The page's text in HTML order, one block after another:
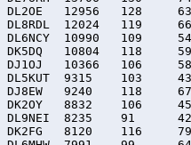
DL2OE	12956	128	63(28)	40(20)	61(31)	0(0)
DL8RDL	12024	119	66(28)	27(13)	44(22)	30(9)
DL6NCY	10990	109	54(25)	27(14)	41(19)	35(12)
DK5DQ	10804	118	59(26)	48(25)	39(23)	0(0)
DJ1OJ	10366	106	58(27)	13(9)	46(24)	25(13)
DL5KUT	9315	103	43(19)	37(23)	55(27)	0(0)
DJ8EW	9240	118	67(26)	47(23)	0(0)	40(11)
DK2OY	8832	106	45(22)	24(15)	35(17)	34(10)
DL9NEI	8235	91	42(23)	25(10)	36(18)	32(10)
DK2FG	8120	116	79(30)	0(0)	61(28)	0(0)